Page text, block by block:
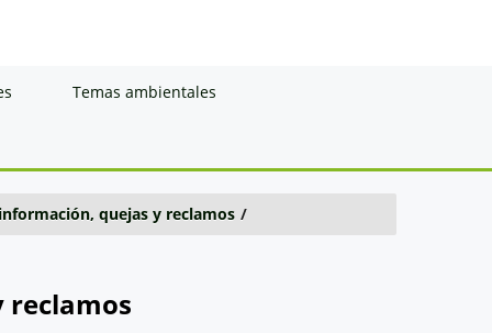
Temas ambientales
quejas y reclamos /
reclamos